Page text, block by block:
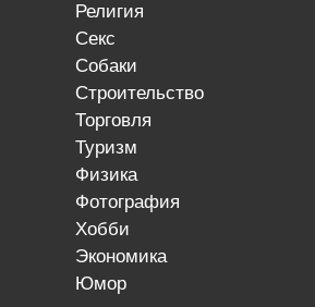
религия
секс
собаки
строительство
торговля
туризм
физика
фотография
хобби
экономика
юмор